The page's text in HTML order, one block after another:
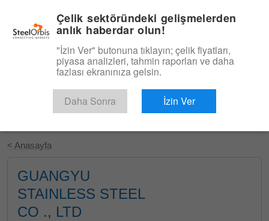
Ücretsiz Deneyin
< Anasayfa
GUANGYU
STAINLESS STEEL
CO ., LTD
Çelik sektöründeki gelişmelerden
anlık haberdar olun!
"İzin Ver" butonuna tıklayın; çelik fiyatları,
piyasa analizleri, tahmin raporları ve daha
fazlası ekranınıza gelsin.
Daha Sonra İzin Ver